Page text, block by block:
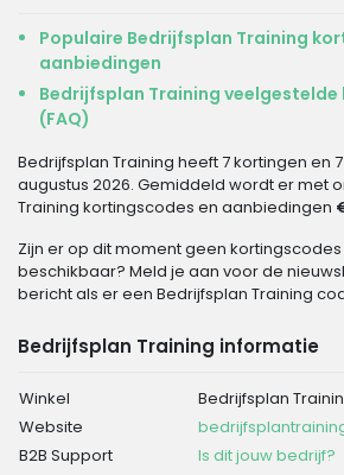
Populaire Bedrijfsplan Training
aanbiedingen
Bedrijfsplan Training
(FAQ)
Bedrijfsplan Training heeft 7 kortingen en
augustus 2026. Gemiddeld wordt er met
Training kortingscodes en aanbiedingen
Zijn er op dit moment geen
beschikbaar? Meld je aan voor de
bericht als er een Bedrijfsplan Training
Bedrijfsplan Training informatie
Winkel
Bedrijfsplan
Website
B2B Support
Is dit jouw bedrijf?